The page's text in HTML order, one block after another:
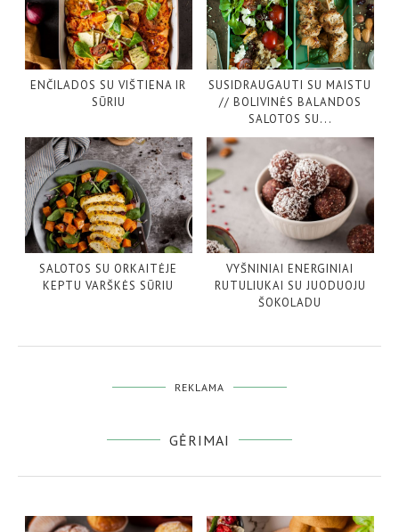
ENČILADOS SU VIŠTIENA IR
SŪRIU
SUSIDRAUGAUTI SU MAISTU
// BOLIVINĖS BALANDOS
SALOTOS SU...
SALOTOS SU ORKAITĖJE
KEPTU VARŠKĖS SŪRIU
VYŠNINIAI ENERGINIAI
RUTULIUKAI SU JUODUOJU
ŠOKOLADU
REKLAMA
GĖRIMAI